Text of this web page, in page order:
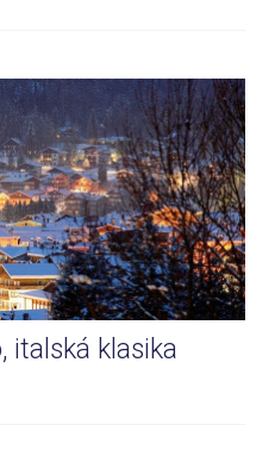
italská klasika